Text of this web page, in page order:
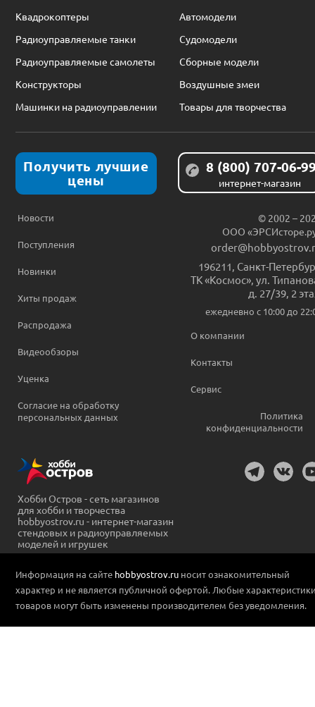
Квадрокоптеры
Автомодели
Радиоуправляемые танки
Судомодели
Радиоуправляемые самолеты
Сборные модели
Конструкторы
Воздушные змеи
Машинки на радиоуправлении
Товары для творчества
Получить лучшие
цены
8 (800) 707-06-
интернет-магазин
Новости
Поступления
Новинки
Хиты продаж
Распродажа
Видеообзоры
Уценка
Согласие на обработку
персональных данных
© 2002 –
ООО
196211 Санкт-
ТК «Космос», ул.
д. 27/39, 2
ежедневно c 10:00 до
О компании
Контакты
Сервис
Политика
конфиденциальности
Хобби Остров - сеть магазинов
для хобби и творчества
hobbyostrov.ru - интернет-магазин
стендовых и радиоуправляемых
моделей и игрушек
Информация на сайте hobbyostrov.ru носит ознакомительный
характер и не является публичной офертой. Любые
товаров могут быть изменены производителем без уведомления.